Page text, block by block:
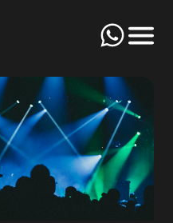
Click
Como
deseja vender ou
Send